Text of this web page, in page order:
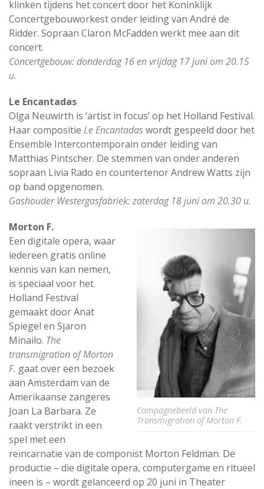
klinken tijdens het concert door het Koninklijk
Concertgebouworkest onder leiding van André de
Ridder. Sopraan Claron McFadden werkt mee aan dit
concert.
Concertgebouw: donderdag 16 en vrijdag 17 juni om 20.15
u.
Le Encantadas
Olga Neuwirth is ‘artist in focus’ op het Holland Festival.
Haar compositie Le Encantadaswordt gespeeld door het
Ensemble Intercontemporain onder leiding van
Matthias Pintscher. De stemmen van onder anderen
sopraan Livia Rado en countertenor Andrew Watts zijn
op band opgenomen.
Gashouder Westergasfabriek: zaterdag 18 juni om 20.30 u.
Campagnebeeld van The
Transmigration of Morton F.
Morton F.
Een digitale opera, waar
iedereen gratis online
kennis van kan nemen,
is speciaal voor het
Holland Festival
gemaakt door Anat
Spiegel en Sjaron
Minailo. The
transmigration of Morton
F. gaat over een bezoek
aan Amsterdam van de
Amerikaanse zangeres
Joan La Barbara. Ze
raakt verstrikt in een
spel met een
reïncarnatie van de componist Morton Feldman. De
productie – die digitale opera, computergame en ritueel
ineen is – wordt gelanceerd op 20 juni in Theater